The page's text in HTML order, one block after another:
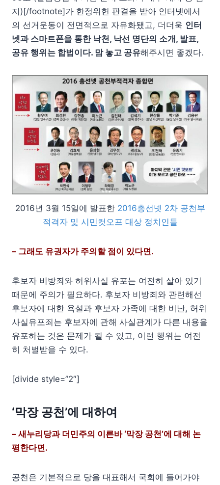
지)[/footnote]가 한정위헌 판결을 받아 인터넷에서
의 선거운동이 전면적으로 자유화됐고, 더더욱 인터
넷과 스마트폰을 통한 낙천, 낙선 명단의 소개, 발표,
공유 행위는 합법이다. 맘 놓고 공유해주시면 좋겠다.
2016년 3월 15일에 발표한 2016총선넷 2차 공천부
적격자 및 시민컷오프 대상 정치인들
– 그래도 유권자가 주의할 점이 있다면.
후보자 비방죄와 허위사실 유포는 여전히 살아 있기
때문에 주의가 필요하다. 후보자 비방죄와 관련해선
후보자에 대한 욕설과 후보자 가족에 대한 비난, 허위
사실유포죄는 후보자에 관해 사실관계가 다른 내용을
유포하는 것은 문제가 될 수 있고, 이런 행위는 여전
히 처벌받을 수 있다.
[divide style=”2″]
‘막장 공천’에 대하여
– 새누리당과 더민주의 이른바 ‘막장 공천’에 대해 논
평한다면.
공천은 기본적으로 당을 대표해서 국회에 들어가야